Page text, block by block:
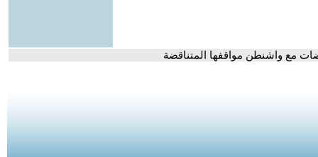
مع واشنطن مواقفها المتناقضة